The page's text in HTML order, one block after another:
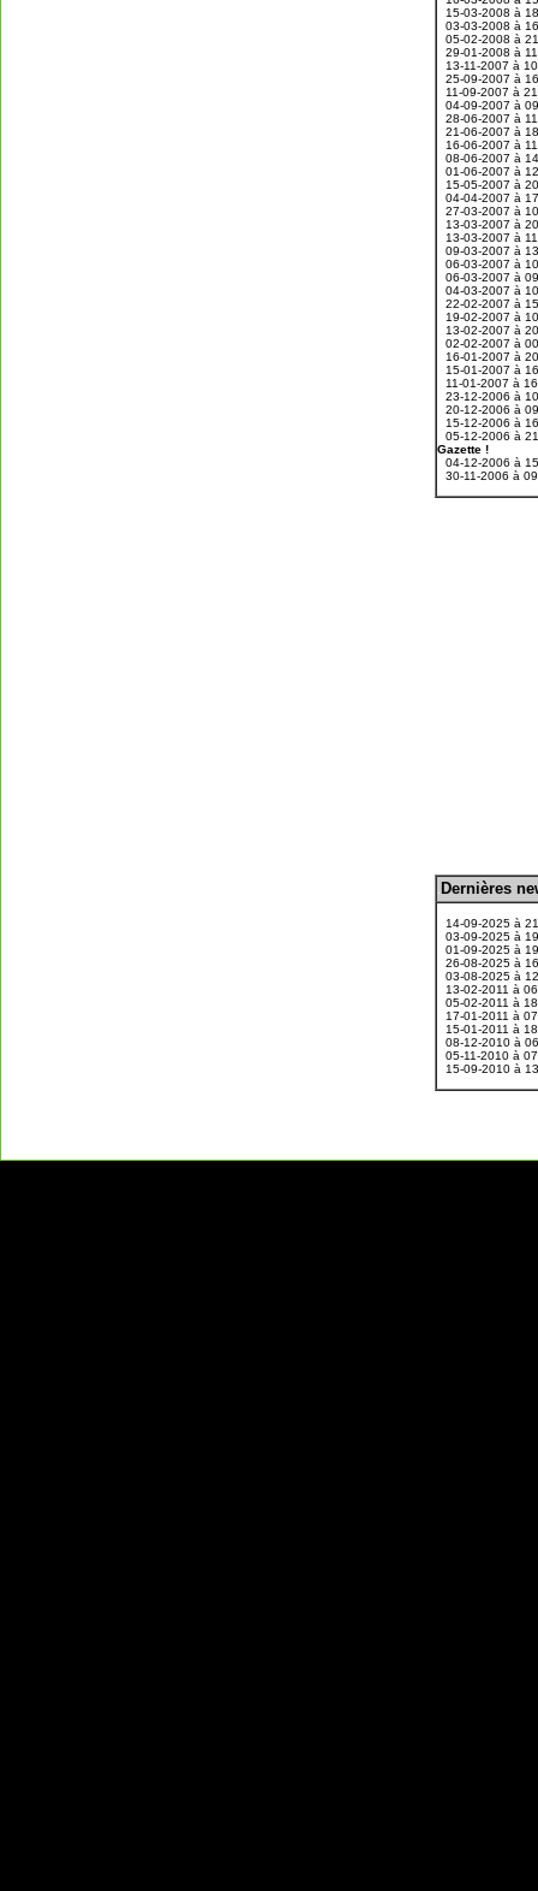
15-03-2008 à
03-03-2008 à
05-02-2008 à
29-01-2008 à
13-11-2007 à
25-09-2007 à
11-09-2007 à
04-09-2007 à
28-06-2007 à
21-06-2007 à
16-06-2007 à
08-06-2007 à
01-06-2007 à
15-05-2007 à
04-04-2007 à
27-03-2007 à
13-03-2007 à
13-03-2007 à
09-03-2007 à
06-03-2007 à
06-03-2007 à
04-03-2007 à
22-02-2007 à
19-02-2007 à
13-02-2007 à
02-02-2007 à
16-01-2007 à
15-01-2007 à
11-01-2007 à
23-12-2006 à
20-12-2006 à
15-12-2006 à
05-12-2006 à
Gazette !
04-12-2006 à
30-11-2006 à
Dernières
14-09-2025 à
03-09-2025 à
01-09-2025 à
26-08-2025 à
03-08-2025 à
13-02-2011 à
05-02-2011 à
17-01-2011 à
15-01-2011 à
08-12-2010 à
05-11-2010 à
15-09-2010 à